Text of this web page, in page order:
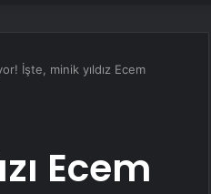
İşte, minik yıldız Ecem
Ecem